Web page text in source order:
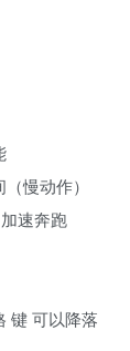
慢动作）
速奔跑
键 可以降落